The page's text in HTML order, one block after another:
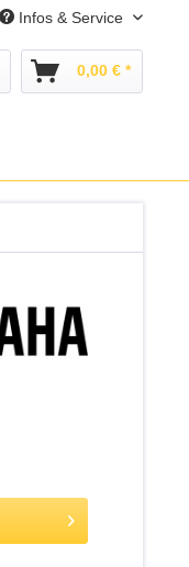
Infos & Service
0,00 € *